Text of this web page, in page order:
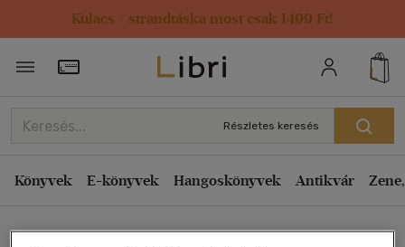
Kulacs / strandtáska most csak 1499 Ft!
Törzsvásárlói Kártya adatai
Részletes keresés
Könyvek E-könyvek Hangoskönyvek Antikvár
Rendezés
Kiadás éve szerint csökkenő
Ár szerint csökkenő
Eladott darabszám szerint csökkenő